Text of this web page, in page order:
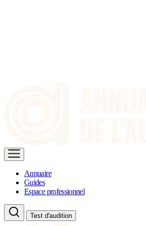
Annuaire
Guides
Espace professionnel
Test d'audition